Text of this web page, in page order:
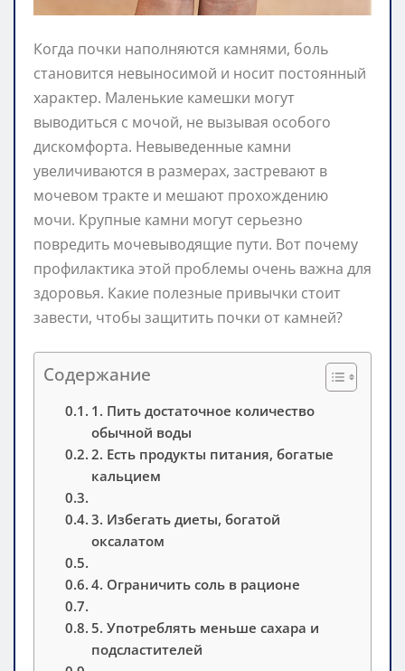
Когда почки наполняются камнями, боль
становится невыносимой и носит постоянный
характер. Маленькие камешки могут
выводиться с мочой, не вызывая особого
дискомфорта. Невыведенные камни
увеличиваются в размерах, застревают в
мочевом тракте и мешают прохождению
мочи. Крупные камни могут серьезно
повредить мочевыводящие пути. Вот почему
профилактика этой проблемы очень важна для
здоровья. Какие полезные привычки стоит
завести, чтобы защитить почки от камней?
Содержание
1. Пить достаточное количество
обычной воды
2. Есть продукты питания, богатые
кальцием
3. Избегать диеты, богатой
оксалатом
4. Ограничить соль в рационе
5. Употреблять меньше сахара и
подсластителей